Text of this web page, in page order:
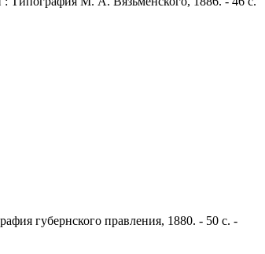
губернского правления, 1880. - 50 с. -